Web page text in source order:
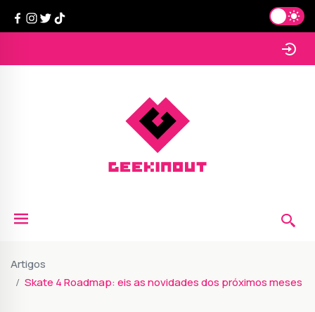
Artigos
Skate 4 Roadmap: eis as novidades dos próximos meses